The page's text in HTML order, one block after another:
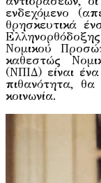
ενδεχόμενο
θρησκευτικά
Νομικού
καθεστώς
(ΝΠΙΔ) είναι
πιθανότητα,
κοινωνία.